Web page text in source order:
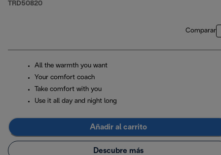
TRD50820
Comparar
All the warmth you want
Your comfort coach
Take comfort with you
Use it all day and night long
Añadir al carrito
Descubre más